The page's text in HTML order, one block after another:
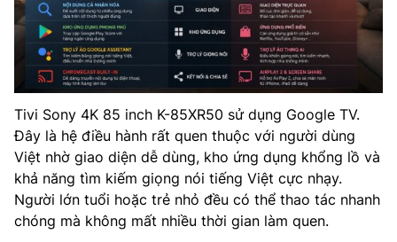
Tivi Sony 4K 85 inch K-85XR50 sử dụng Google TV.
Đây là hệ điều hành rất quen thuộc với người dùng
Việt nhờ giao diện dễ dùng, kho ứng dụng khổng lồ và
khả năng tìm kiếm giọng nói tiếng Việt cực nhạy.
Người lớn tuổi hoặc trẻ nhỏ đều có thể thao tác nhanh
chóng mà không mất nhiều thời gian làm quen.